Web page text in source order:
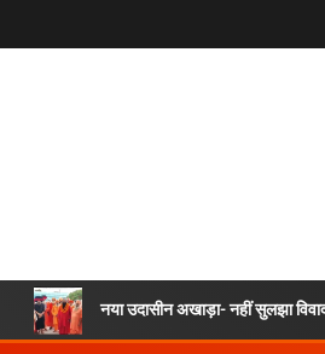
नया उदासीन अखाड़ा- नहीं सुलझा